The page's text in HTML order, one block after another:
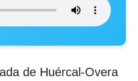
de Huércal-Overa